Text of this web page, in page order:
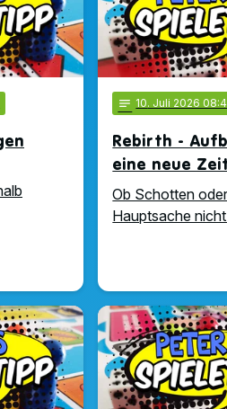
notes 10. Juli 2026
Rebirth -
eine neue
Ob Schotten
Hauptsache